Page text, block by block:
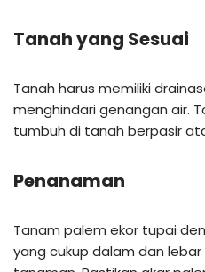
Tanah yang Sesuai
Tanah harus memiliki
menghindari genangan air.
tumbuh di tanah berpasir
Penanaman
Tanam palem ekor tupai
yang cukup dalam dan